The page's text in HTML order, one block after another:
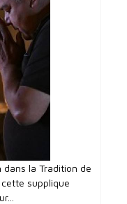
la Tradition de
supplique